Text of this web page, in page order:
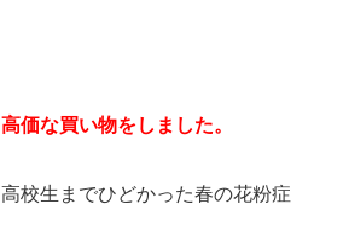
高価な買い物をしました。
高校生までひどかった春の花粉症